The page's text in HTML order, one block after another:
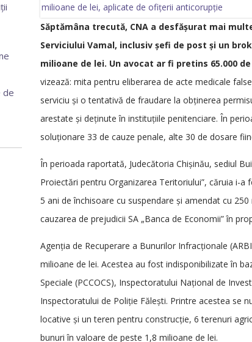
de
Săptămâna trecută, CNA a desfășurat mai
Serviciului Vamal, inclusiv șefi de post și un
milioane de lei. Un avocat ar fi pretins 65.000
vizează: mita pentru eliberarea de acte medicale
serviciu și o tentativă de fraudare la obținerea
arestate și deținute în instituțiile penitenciare. În
soluționare 33 de cauze penale, alte 30 de dosare
În perioada raportată, Judecătoria Chișinău, sediul
Proiectări pentru Organizarea Teritoriului”, căruia i-
5 ani de închisoare cu suspendare și amendat cu
cauzarea de prejudicii SA „Banca de Economii” în
Agenția de Recuperare a Bunurilor Infracționale
milioane de lei. Acestea au fost indisponibilizate în
Speciale (PCCOCS), Inspectoratului Național de
Inspectoratului de Poliție Fălești. Printre acestea se
locative și un teren pentru construcție, 6 terenuri
bunuri în valoare de peste 1,8 milioane de lei.